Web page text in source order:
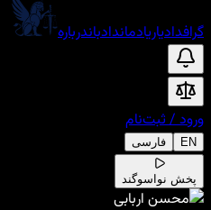
گرافدادیاریادماندادباندرباره
ورود/ثبت‌نام
EN فارسی
پخش نوا سوگند